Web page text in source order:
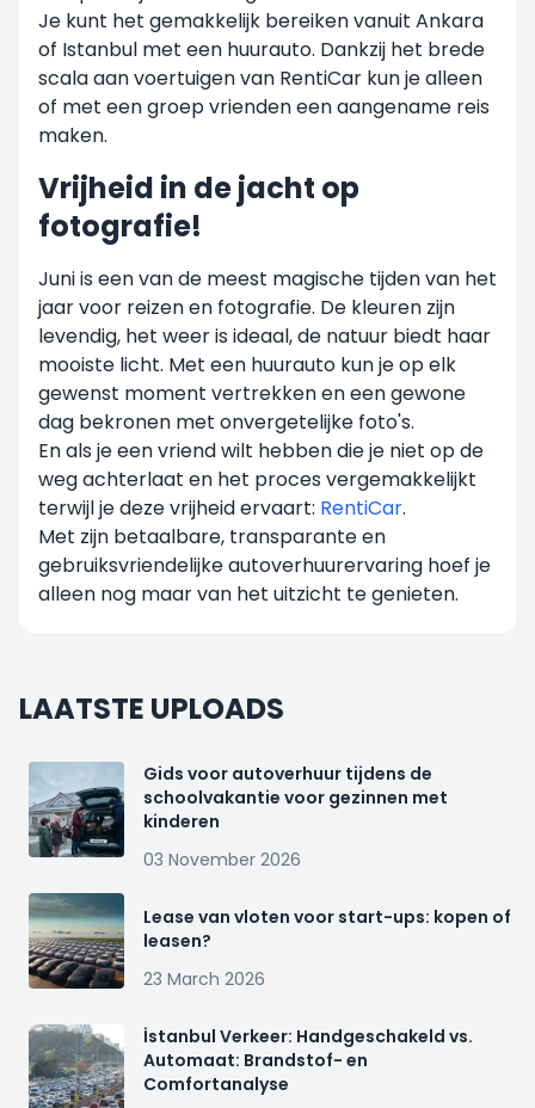
Je kunt het gemakkelijk bereiken vanuit Ankara
of Istanbul met een huurauto. Dankzij het brede
scala aan voertuigen van RentiCar kun je alleen
of met een groep vrienden een aangename reis
maken.
Vrijheid in de jacht op
fotografie!
Juni is een van de meest magische tijden van het
jaar voor reizen en fotografie. De kleuren zijn
levendig, het weer is ideaal, de natuur biedt haar
mooiste licht. Met een huurauto kun je op elk
gewenst moment vertrekken en een gewone
dag bekronen met onvergetelijke foto's.
En als je een vriend wilt hebben die je niet op de
weg achterlaat en het proces vergemakkelijkt
terwijl je deze vrijheid ervaart: RentiCar.
Met zijn betaalbare, transparante en
gebruiksvriendelijke autoverhuurervaring hoef je
alleen nog maar van het uitzicht te genieten.
LAATSTE UPLOADS
Gids voor autoverhuur tijdens de
schoolvakantie voor gezinnen met
kinderen
03 November 2026
Lease van vloten voor start-ups: kopen of
leasen?
23 March 2026
İstanbul Verkeer: Handgeschakeld vs.
Automaat: Brandstof- en
Comfortanalyse